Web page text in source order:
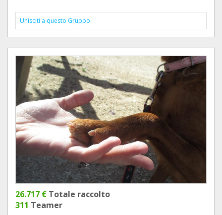
Unisciti a questo Gruppo
26.717 € Totale raccolto
311 Teamer